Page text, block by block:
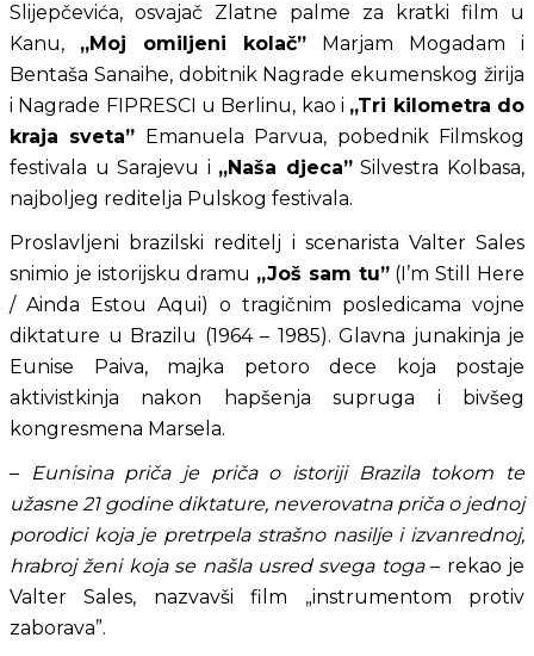
Slijepčevića, osvajač Zlatne palme za kratki film u
Kanu, „Moj omiljeni kolač” Marjam Mogadam i
Bentaša Sanaihe, dobitnik Nagrade ekumenskog žirija
i Nagrade FIPRESCI u Berlinu, kao i „Tri kilometra do
kraja sveta” Emanuela Parvua, pobednik Filmskog
festivala u Sarajevu i „Naša djeca” Silvestra Kolbasa,
najboljeg reditelja Pulskog festivala.
Proslavljeni brazilski reditelj i scenarista Valter Sales
snimio je istorijsku dramu „Još sam tu” (I’m Still Here
/ Ainda Estou Aqui) o tragičnim posledicama vojne
diktature u Brazilu (1964 – 1985). Glavna junakinja je
Eunise Paiva, majka petoro dece koja postaje
aktivistkinja nakon hapšenja supruga i bivšeg
kongresmena Marsela.
– Eunisina priča je priča o istoriji Brazila tokom te
užasne 21 godine diktature, neverovatna priča o jednoj
porodici koja je pretrpela strašno nasilje i izvanrednoj,
hrabroj ženi koja se našla usred svega toga – rekao je
Valter Sales, nazvavši film „instrumentom protiv
zaborava”.